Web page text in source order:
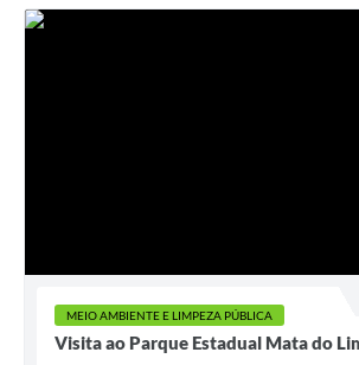
MEIO AMBIENTE E LIMPEZA PÚBLICA
Visita ao Parque Estadual Mata do